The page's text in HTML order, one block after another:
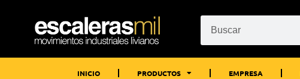
INICIO PRODUCTOS EMPRESA